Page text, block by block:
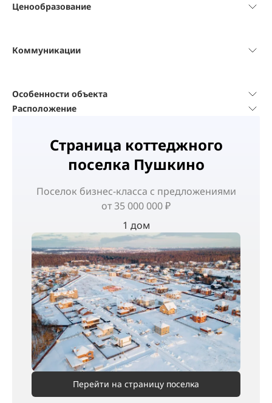
Ценообразование
Коммуникации
Особенности объекта
Расположение
Страница коттеджного
поселка Пушкино
Поселок бизнес-класса с предложениями
от 35 000 000 ₽
1 дом
Перейти на страницу поселка